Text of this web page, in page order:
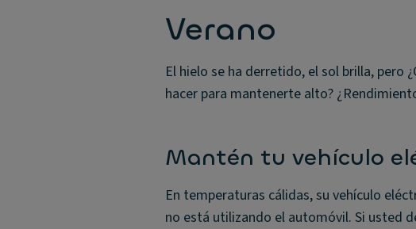
Verano
El hielo se ha derretido, el sol brilla, pero
hacer para mantenerte alto?
Mantén tu vehículo
En temperaturas cálidas, su vehículo
no está utilizando el automóvil. Si usted